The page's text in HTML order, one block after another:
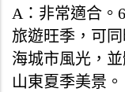
A：非常適合。
旅遊旺季，可
海城市風光，
山東夏季美景。